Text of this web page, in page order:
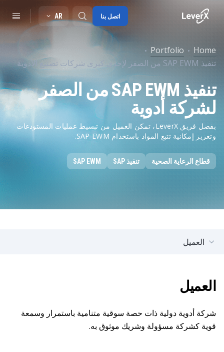
SAP S/4HANA migration
RISE with SAP
SAP Ariba
Digitals supply chain
AR اتصل بنا
Home
Portfolio
تنفيذ SAP EWM من الصفر لإحدى كبرى شركات تصنيع الأدوية
تنفيذ SAP EWM من الصفر
لشركة أدوية
بفضل فريق LeverX، تمكن العميل من تبسيط عمليات المستودعات
وتعزيز إمكانية تتبع المواد باستخدام SAP EWM.
قطاع الرعاية الصحية تنفيذ SAP SAP EWM
العميل
العميل
شركة أدوية دولية ذات حصة سوقية متنامية باستمرار وسمعة
قوية كشركة مسؤولة وشريك موثوق به.